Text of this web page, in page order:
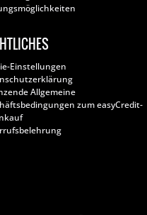
Einstellungen
Allgemeine
zum easyCredit-